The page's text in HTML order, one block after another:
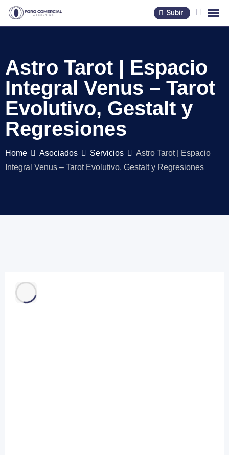
Skip
Subir
Astro Tarot | Espacio
Integral Venus – Tarot
Evolutivo, Gestalt y
Regresiones
Home Asociados Servicios
Astro Tarot | Espacio
Integral Venus – Tarot Evolutivo, Gestalt y Regresiones